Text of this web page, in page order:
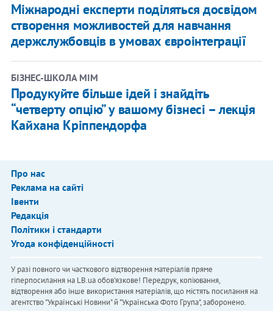
Міжнародні експерти поділяться досвідом
створення можливостей для навчання
держслужбовців в умовах євроінтеграції
​БІЗНЕС-ШКОЛА МІМ
Продукуйте більше ідей і знайдіть
“четверту опцію” у вашому бізнесі – лекція
Кайхана Кріппендорфа
Про нас
Реклама на сайті
Івенти
Редакція
Політики і стандарти
Угода конфіденційності
У разі повного чи часткового відтворення матеріалів пряме
гіперпосилання на LB.ua обов'язкове! Передрук, копіювання,
відтворення або інше використання матеріалів, що містять посилання на
агентство "Українськi Новини" й "Українська Фото Група", заборонено.